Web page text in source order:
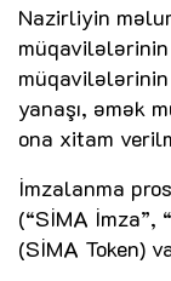
Nazirliyin
müqavilələrinin
yanaşı, əmək
ona xitam
İmzalanma
(“SİMA İmza”,
(SİMA Token)